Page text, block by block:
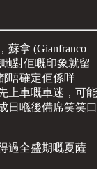
蘇拿 (Gianfranco
對佢嘅印象就留
唔確定佢係咩
上車嘅車迷，可能
日喺後備席笑笑口
過全盛期嘅夏薩